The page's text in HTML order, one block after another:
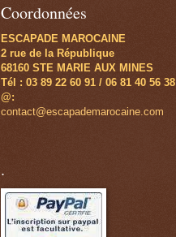
Coordonnées
ESCAPADE MAROCAINE
2 rue de la République
68160 STE MARIE AUX MINES
Tél : 03 89 22 60 91 / 06 81 40 56 38
@:
contact@escapademarocaine.com
.